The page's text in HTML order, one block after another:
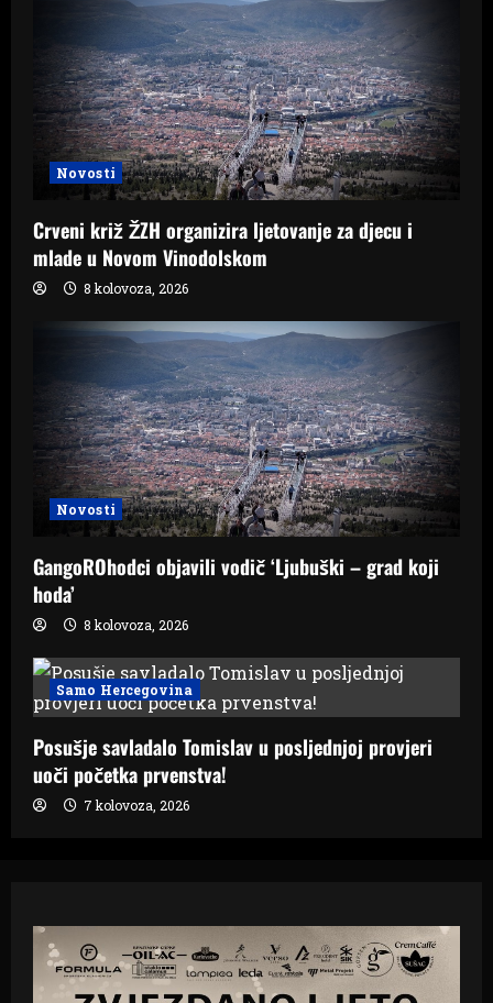
Novosti
Crveni križ ŽZH organizira ljetovanje za djecu i
mlade u Novom Vinodolskom
8 kolovoza, 2026
Novosti
GangoROhodci objavili vodič ‘Ljubuški – grad koji
hoda’
8 kolovoza, 2026
Samo Hercegovina
Posušje savladalo Tomislav u posljednjoj provjeri
uoči početka prvenstva!
7 kolovoza, 2026